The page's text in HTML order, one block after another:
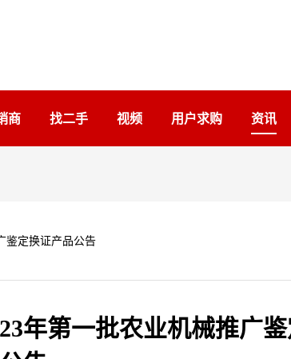
商 找二手 视频 用户求购 资讯
鉴定换证产品公告
年第一批农业机械推广